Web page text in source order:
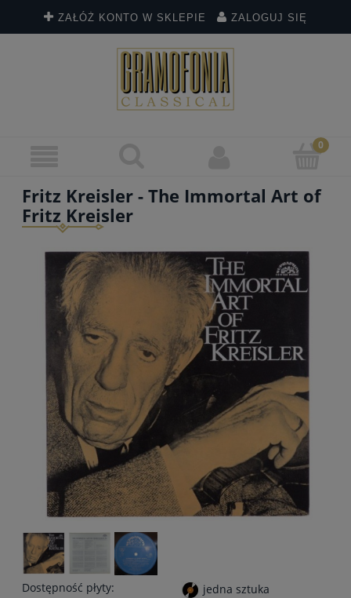
ZAŁÓŻ KONTO W SKLEPIE ZALOGUJ SIĘ
Fritz Kreisler - The Immortal Art of
Fritz Kreisler
Dostępność płyty:
jedna sztuka